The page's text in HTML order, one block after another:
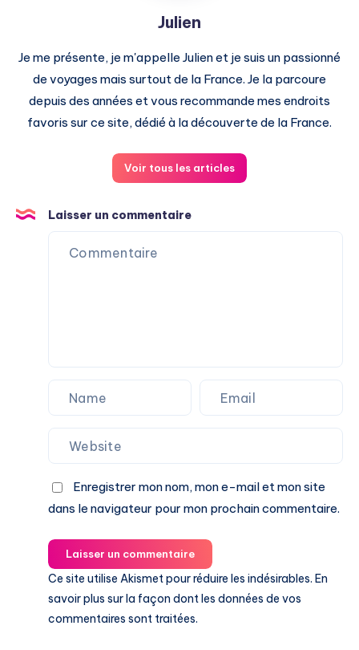
Julien
Je me présente, je m'appelle Julien et je suis un passionné
de voyages mais surtout de la France. Je la parcoure
depuis des années et vous recommande mes endroits
favoris sur ce site, dédié à la découverte de la France.
Voir tous les articles
Laisser un commentaire
Enregistrer mon nom, mon e-mail et mon site
dans le navigateur pour mon prochain commentaire.
Laisser un commentaire
Ce site utilise Akismet pour réduire les indésirables. En
savoir plus sur la façon dont les données de vos
commentaires sont traitées.